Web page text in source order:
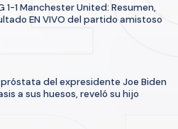
1-1 Manchester United: Resumen,
EN VIVO del partido amistoso
del expresidente Joe Biden
a sus huesos, reveló su hijo